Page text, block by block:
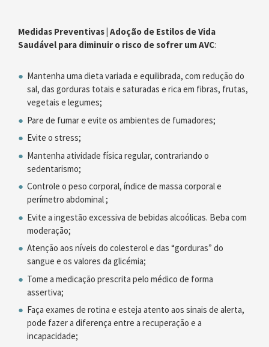
Medidas Preventivas | Adoção de Estilos de Vida
Saudável para diminuir o risco de sofrer um AVC:
Mantenha uma dieta variada e equilibrada, com redução do
sal, das gorduras totais e saturadas e rica em fibras, frutas,
vegetais e legumes;
Pare de fumar e evite os ambientes de fumadores;
Evite o stress;
Mantenha atividade física regular, contrariando o
sedentarismo;
Controle o peso corporal, índice de massa corporal e
perímetro abdominal ;
Evite a ingestão excessiva de bebidas alcoólicas. Beba com
moderação;
Atenção aos níveis do colesterol e das “gorduras” do
sangue e os valores da glicémia;
Tome a medicação prescrita pelo médico de forma
assertiva;
Faça exames de rotina e esteja atento aos sinais de alerta,
pode fazer a diferença entre a recuperação e a
incapacidade;